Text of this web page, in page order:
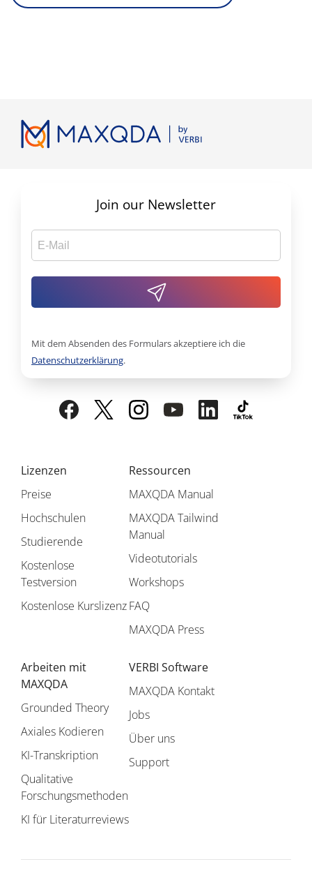
Lizenzen
Preise
Hochschulen
Studierende
Kostenlose
Testversion
Kostenlose Kurslizenz
Ressourcen
MAXQDA Manual
MAXQDA Tailwind
Manual
Videotutorials
Workshops
FAQ
MAXQDA Press
Arbeiten mit
MAXQDA
Grounded Theory
Axiales Kodieren
KI-Transkription
Qualitative
Forschungsmethoden
KI für Literaturreviews
VERBI Software
MAXQDA Kontakt
Jobs
Über uns
Support
Join our Newsletter
Mit dem Absenden des Formulars akzeptiere ich die
Datenschutzerklärung.